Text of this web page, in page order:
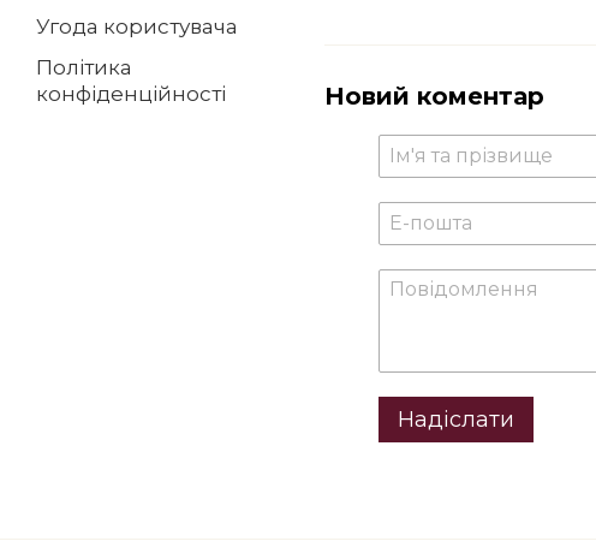
Новий коментар
Надіслати
Угода користувача
Політика
конфіденційності